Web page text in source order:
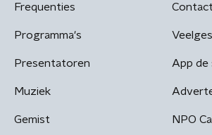
Frequenties
Programma's
Presentatoren
Muziek
Gemist
Contact
App de
NPO